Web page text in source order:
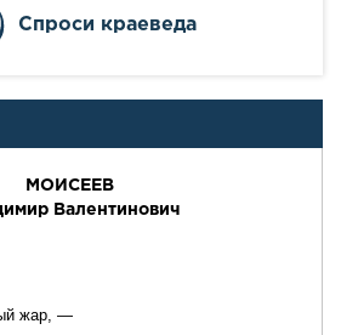
Cпроси краеведа
МОИСЕЕВ
Валентинович
жар, —